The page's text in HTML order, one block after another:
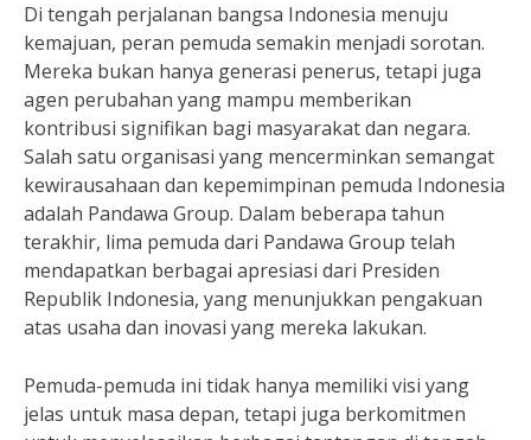
Di tengah perjalanan bangsa Indonesia menuju
kemajuan, peran pemuda semakin menjadi sorotan.
Mereka bukan hanya generasi penerus, tetapi juga
agen perubahan yang mampu memberikan
kontribusi signifikan bagi masyarakat dan negara.
Salah satu organisasi yang mencerminkan semangat
kewirausahaan dan kepemimpinan pemuda Indonesia
adalah Pandawa Group. Dalam beberapa tahun
terakhir, lima pemuda dari Pandawa Group telah
mendapatkan berbagai apresiasi dari Presiden
Republik Indonesia, yang menunjukkan pengakuan
atas usaha dan inovasi yang mereka lakukan.
Pemuda-pemuda ini tidak hanya memiliki visi yang
jelas untuk masa depan, tetapi juga berkomitmen